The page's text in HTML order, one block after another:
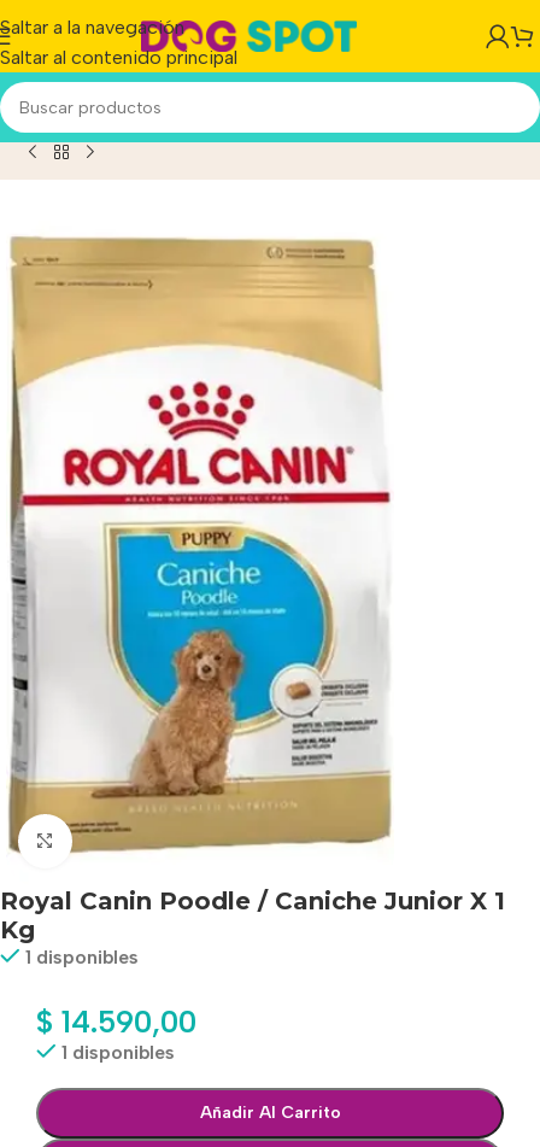
Saltar a la navegación
Saltar al contenido principal
/Producto/Royal Canin Poodle / Caniche Junior X 1 Kg
Haga clic para ampliar
Royal Canin Poodle / Caniche Junior X 1
Kg
1 disponibles
$ 14.590,00
1 disponibles
Añadir Al Carrito